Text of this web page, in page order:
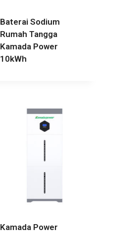
Baterai Sodium
Rumah Tangga
Kamada Power
10kWh
Kamada Power